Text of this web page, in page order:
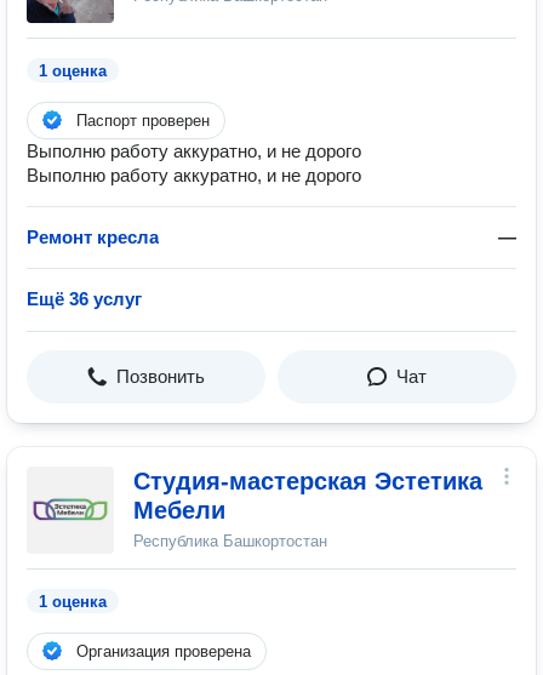
1 оценка
Паспорт проверен
Выполню работу аккуратно, и не дорого
Выполню работу аккуратно, и не дорого
Ремонт кресла —
Ещё 36 услуг
Позвонить Чат
Студия-мастерская Эстетика
Мебели
Республика Башкортостан
1 оценка
Организация проверена